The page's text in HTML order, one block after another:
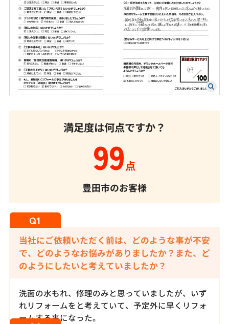
満足度は何点ですか？
99点
豊田市のお客様
当社にご依頼いただく前は、どのような事が不安
で、どのようなお悩みがありましたか？また、ど
のようにしたいと考えていましたか？
洗面の水もれ、修理のみと思っていましたが、いず
れリフォームをと考えていて、予定外に早くリフォ
ームする事になった。